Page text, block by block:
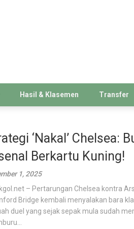
Hasil & Klasemen Transfer
‘Nakal’ Chelsea:
Berkartu Kuning!
1, 2025
– Pertarungan Chelsea kontra
Bridge kembali menyalakan bara
duel yang sejak sepak mula sudah